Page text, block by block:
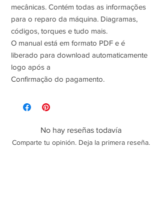
mecânicas. Contém todas as informações
para o reparo da máquina. Diagramas,
códigos, torques e tudo mais.
O manual está em formato PDF e é
liberado para download automaticamente
logo após a
Confirmação do pagamento.
No hay reseñas todavía
Comparte tu opinión. Deja la primera reseña.